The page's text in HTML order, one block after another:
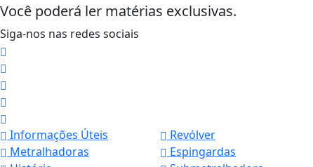
Você poderá ler matérias exclusivas.
Siga-nos nas redes sociais
Informações Úteis Revólver
Metralhadoras
Espingardas